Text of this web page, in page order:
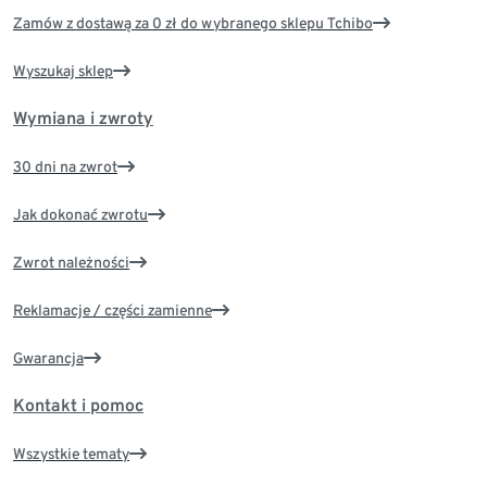
Zamów z dostawą za 0 zł do wybranego sklepu Tchibo
Wyszukaj sklep
Wymiana i zwroty
30 dni na zwrot
Jak dokonać zwrotu
Zwrot należności
Reklamacje / części zamienne
Gwarancja
Kontakt i pomoc
Wszystkie tematy